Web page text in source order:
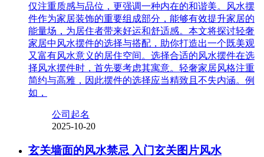
仅注重质感与品位，更强调一种内在的和谐美。风水摆
件作为家居装饰的重要组成部分，能够有效提升家居的
能量场，为居住者带来好运和舒适感。本文将探讨轻奢
家居中风水摆件的选择与搭配，助你打造出一个既美观
又富有风水意义的居住空间。选择合适的风水摆件在选
择风水摆件时，首先要考虑其寓意。轻奢家居风格注重
简约与高雅，因此摆件的选择应当精致且不失内涵。例
如，
公司起名
2025-10-20
玄关墙面的风水禁忌 入门玄关图片风水